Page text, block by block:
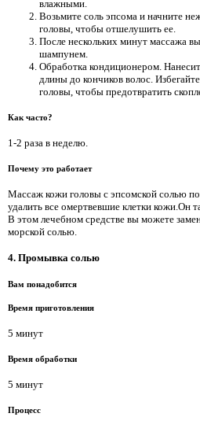
влажными.
Возьмите соль эпсома и начните
головы, чтобы отшелушить ее.
После нескольких минут массажа
шампунем.
Обработка кондиционером.
длины до кончиков волос.
головы, чтобы предотвратить
Как часто?
1-2 раза в неделю.
Почему это работает
Массаж кожи головы с эпсомской солью
удалить все омертвевшие клетки кожи.Он
В этом лечебном средстве вы можете
морской солью.
4. Промывка солью
Вам понадобится
Время приготовления
5 минут
Время обработки
5 минут
Процесс